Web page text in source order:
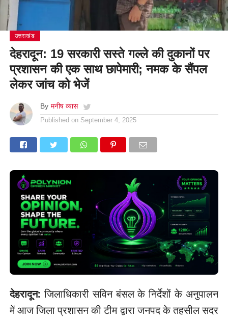
उत्तराखंड
देहरादून: 19 सरकारी सस्ते गल्ले की दुकानों पर
प्रशासन की एक साथ छापेमारी; नमक के सैंपल
लेकर जांच को भेजें
By मनीष व्यास
Published on September 4, 2025
देहरादून: जिलाधिकारी सविन बंसल के निर्देशों के अनुपालन
में आज जिला प्रशासन की टीम द्वारा जनपद के तहसील सदर